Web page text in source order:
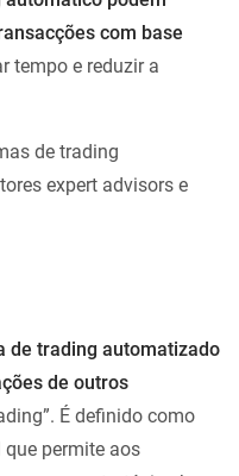
com base
tempo e reduzir a
de trading
expert advisors e
de trading automatizado
de outros
É definido como
permite aos